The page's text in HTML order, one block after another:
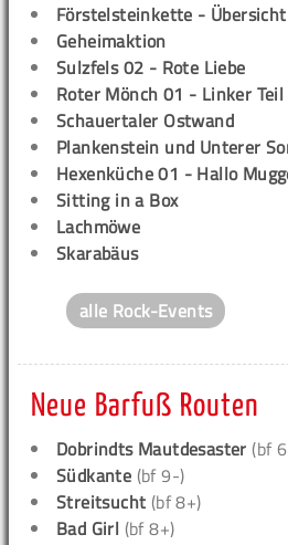
Förstelsteinkette - Übersicht
Geheimaktion
Sulzfels 02 - Rote Liebe
Roter Mönch 01 - Linker Teil
Schauertaler Ostwand
Plankenstein und Unterer
Hexenküche 01 - Hallo
Sitting in a Box
Lachmöwe
Skarabäus
alle Rock-Events
Neue Barfuß Routen
Dobrindts Mautdesaster (bf
Südkante (bf 9-)
Streitsucht (bf 8+)
Bad Girl (bf 8+)